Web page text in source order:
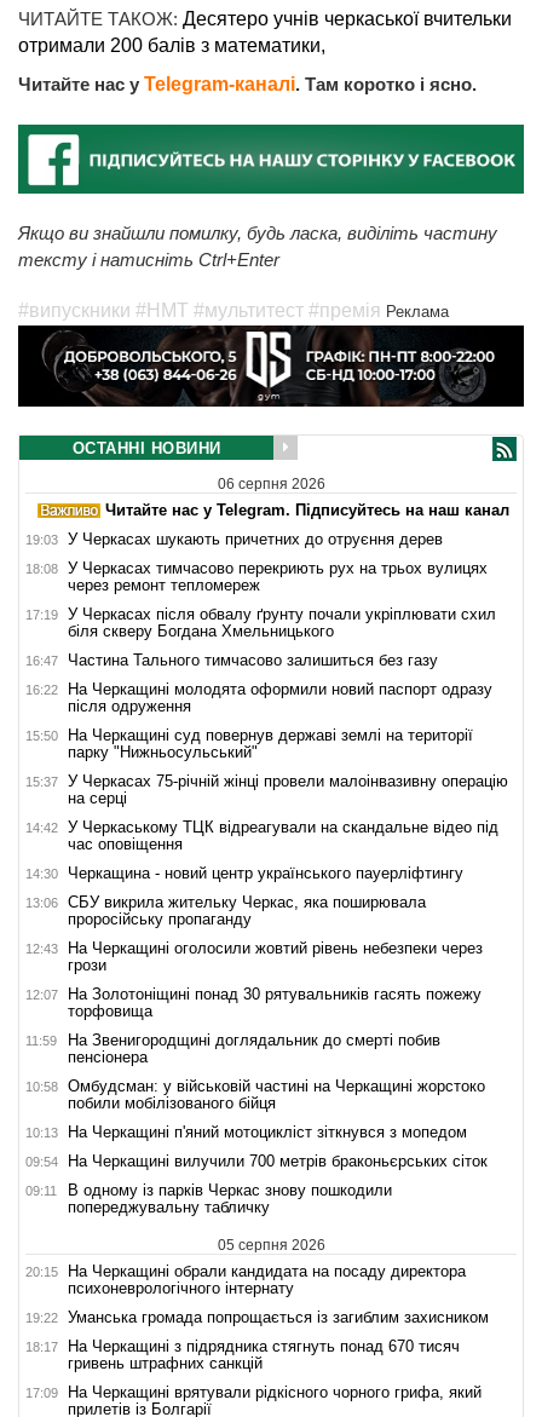
ЧИТАЙТЕ ТАКОЖ: Десятеро учнів черкаської вчительки
отримали 200 балів з математики,
Читайте нас у Telegram-каналі. Там коротко і ясно.
Якщо ви знайшли помилку, будь ласка, виділіть частину
тексту і натисніть Ctrl+Enter
#випускники #НМТ #мультитест #премія Реклама
ОСТАННІ НОВИНИ
06 серпня 2026
Читайте нас у Telegram. Підписуйтесь на наш канал
19:03 У Черкасах шукають причетних до отруєння дерев
18:08
У Черкасах тимчасово перекриють рух на трьох вулицях
через ремонт тепломереж
17:19
У Черкасах після обвалу ґрунту почали укріплювати схил
біля скверу Богдана Хмельницького
16:47 Частина Тального тимчасово залишиться без газу
16:22
На Черкащині молодята оформили новий паспорт одразу
після одруження
15:50
На Черкащині суд повернув державі землі на території
парку "Нижньосульський"
15:37
У Черкасах 75-річній жінці провели малоінвазивну операцію
на серці
14:42
У Черкаському ТЦК відреагували на скандальне відео під
час оповіщення
14:30 Черкащина - новий центр українського пауерліфтингу
13:06
СБУ викрила жительку Черкас, яка поширювала
проросійську пропаганду
12:43
На Черкащині оголосили жовтий рівень небезпеки через
грози
12:07
На Золотоніщині понад 30 рятувальників гасять пожежу
торфовища
11:59
На Звенигородщині доглядальник до смерті побив
пенсіонера
10:58
Омбудсман: у військовій частині на Черкащині жорстоко
побили мобілізованого бійця
10:13 На Черкащині п'яний мотоцикліст зіткнувся з мопедом
09:54 На Черкащині вилучили 700 метрів браконьєрських сіток
09:11
В одному із парків Черкас знову пошкодили
попереджувальну табличку
05 серпня 2026
20:15
На Черкащині обрали кандидата на посаду директора
психоневрологічного інтернату
19:22 Уманська громада попрощається із загиблим захисником
18:17
На Черкащині з підрядника стягнуть понад 670 тисяч
гривень штрафних санкцій
17:09
На Черкащині врятували рідкісного чорного грифа, який
прилетів із Болгарії